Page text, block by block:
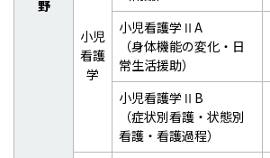
野
小児
看護
学
小児看護学ⅡA
（身体機能の変化・日
常生活援助）
小児看護学ⅡB
（症状別看護・状態別
看護・看護過程）